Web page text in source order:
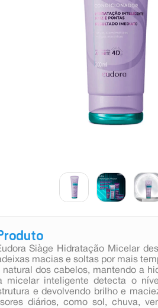
Siàge Hidratação Micelar
macias e soltas por mais
natural dos cabelos, mantendo a
micelar inteligente detecta o
e devolvendo brilho e
diários, como sol, chuva,
esmalte
absorvente